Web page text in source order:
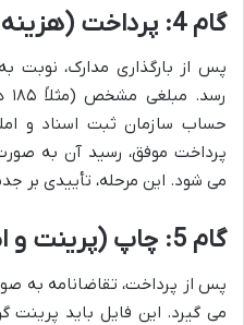
گام 4: پرداخت (هزینه های آنلاین)
پس از بارگذاری مدارک، نوبت به
حساب سازمان ثبت اسناد و
پرداخت موفق، رسید آن به
می شود. این مرحله، تأییدی بر
گام 5: چاپ (پرینت و امضا)
می گیرد. این فایل باید پرینت